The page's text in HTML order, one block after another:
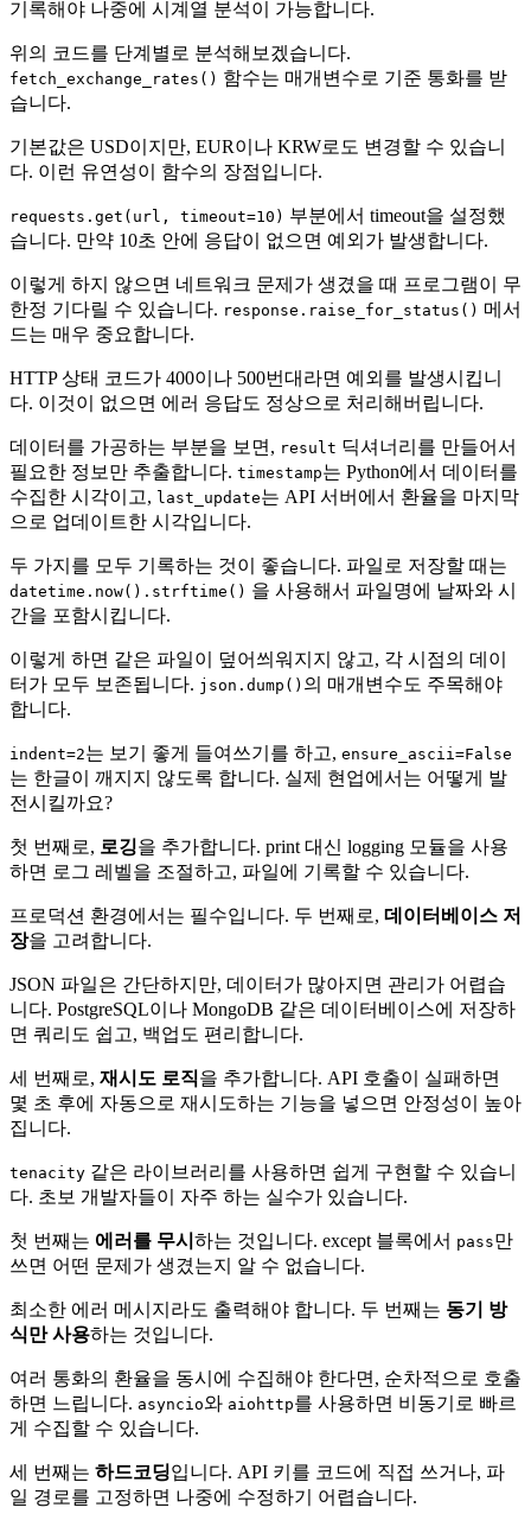
기록해야 나중에 시계열 분석이 가능합니다.
위의 코드를 단계별로 분석해보겠습니다.
fetch_exchange_rates() 함수는 매개변수로 기준 통화를 받
습니다.
기본값은 USD이지만, EUR이나 KRW로도 변경할 수 있습니
다. 이런 유연성이 함수의 장점입니다.
requests.get(url, timeout=10) 부분에서 timeout을 설정했
습니다. 만약 10초 안에 응답이 없으면 예외가 발생합니다.
이렇게 하지 않으면 네트워크 문제가 생겼을 때 프로그램이 무
한정 기다릴 수 있습니다. response.raise_for_status() 메서
드는 매우 중요합니다.
HTTP 상태 코드가 400이나 500번대라면 예외를 발생시킵니
다. 이것이 없으면 에러 응답도 정상으로 처리해버립니다.
데이터를 가공하는 부분을 보면, result 딕셔너리를 만들어서
필요한 정보만 추출합니다. timestamp는 Python에서 데이터를
수집한 시각이고, last_update는 API 서버에서 환율을 마지막
으로 업데이트한 시각입니다.
두 가지를 모두 기록하는 것이 좋습니다. 파일로 저장할 때는
datetime.now().strftime() 을 사용해서 파일명에 날짜와 시
간을 포함시킵니다.
이렇게 하면 같은 파일이 덮어씌워지지 않고, 각 시점의 데이
터가 모두 보존됩니다. json.dump() 의 매개변수도 주목해야
합니다.
indent=2는 보기 좋게 들여쓰기를 하고, ensure_ascii=False
는 한글이 깨지지 않도록 합니다. 실제 현업에서는 어떻게 발
전시킬까요?
첫 번째로, 로깅을 추가합니다. print 대신 logging 모듈을 사용
하면 로그 레벨을 조절하고, 파일에 기록할 수 있습니다.
프로덕션 환경에서는 필수입니다. 두 번째로, 데이터베이스 저
장을 고려합니다.
JSON 파일은 간단하지만, 데이터가 많아지면 관리가 어렵습
니다. PostgreSQL이나 MongoDB 같은 데이터베이스에 저장하
면 쿼리도 쉽고, 백업도 편리합니다.
세 번째로, 재시도 로직을 추가합니다. API 호출이 실패하면
몇 초 후에 자동으로 재시도하는 기능을 넣으면 안정성이 높아
집니다.
tenacity 같은 라이브러리를 사용하면 쉽게 구현할 수 있습니
다. 초보 개발자들이 자주 하는 실수가 있습니다.
첫 번째는 에러를 무시 하는 것입니다. except 블록에서 pass만
쓰면 어떤 문제가 생겼는지 알 수 없습니다.
최소한 에러 메시지라도 출력해야 합니다. 두 번째는 동기 방
식만 사용하는 것입니다.
여러 통화의 환율을 동시에 수집해야 한다면, 순차적으로 호출
하면 느립니다. asyncio와 aiohttp를 사용하면 비동기로 빠르
게 수집할 수 있습니다.
세 번째는 하드코딩입니다. API 키를 코드에 직접 쓰거나, 파
일 경로를 고정하면 나중에 수정하기 어렵습니다.